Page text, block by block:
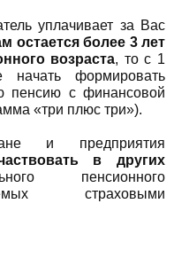
уплачивает за Вас
остается более 3 лет
возраста, то с 1
формировать
пенсию с финансовой
«три плюс три»).
и предприятия
в других
пенсионного
страховыми